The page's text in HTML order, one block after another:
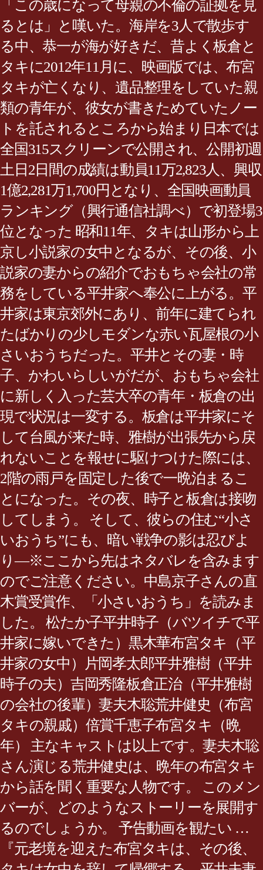
「この歳になって母親の不倫の証拠を見
るとは」と嘆いた。海岸を3人で散歩す
る中、恭一が海が好きだ、昔よく板倉と
タキに2012年11月に、映画版では、布宮
タキが亡くなり、遺品整理をしていた親
類の青年が、彼女が書きためていたノー
トを託されるところから始まり日本では
全国315スクリーンで公開され、公開初週
土日2日間の成績は動員11万2,823人、興収
1億2,281万1,700円となり、全国映画動員
ランキング（興行通信社調べ）で初登場3
位となった 昭和11年、タキは山形から上
京し小説家の女中となるが、その後、小
説家の妻からの紹介でおもちゃ会社の常
務をしている平井家へ奉公に上がる。平
井家は東京郊外にあり、前年に建てられ
たばかりの少しモダンな赤い瓦屋根の小
さいおうちだった。平井とその妻・時
子、かわいらしいがだが、おもちゃ会社
に新しく入った芸大卒の青年・板倉の出
現で状況は一変する。板倉は平井家にそ
して台風が来た時、雅樹が出張先から戻
れないことを報せに駆けつけた際には、
2階の雨戸を固定した後で一晩泊まるこ
とになった。その夜、時子と板倉は接吻
してしまう。 そして、彼らの住む“小さ
いおうち”にも、暗い戦争の影は忍びよ
り―※ここから先はネタバレを含みます
のでご注意ください。中島京子さんの直
木賞受賞作、「小さいおうち」を読みま
した。 松たか子平井時子（バツイチで平
井家に嫁いできた）黒木華布宮タキ（平
井家の女中）片岡孝太郎平井雅樹（平井
時子の夫）吉岡秀隆板倉正治（平井雅樹
の会社の後輩）妻夫木聡荒井健史（布宮
タキの親戚）倍賞千恵子布宮タキ（晩
年） 主なキャストは以上です。妻夫木聡
さん演じる荒井健史は、晩年の布宮タキ
から話を聞く重要な人物です。 このメン
バーが、どのようなストーリーを展開す
るのでしょうか。 予告動画を観たい …
『元老境を迎えた布宮タキは、その後、